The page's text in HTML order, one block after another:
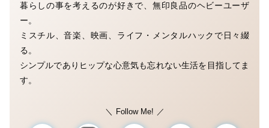
暮らしの事を考えるのが好きで、無印良品のヘビーユーザ
ー。
ミスチル、音楽、映画、ライフ・メンタルハックで日々綴
る。
シンプルでありヒップな心意気も忘れない生活を目指してま
す。
Follow Me!